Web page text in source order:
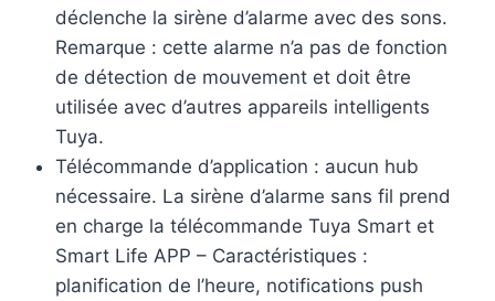
déclenche la sirène d’alarme avec des sons.
Remarque : cette alarme n’a pas de fonction
de détection de mouvement et doit être
utilisée avec d’autres appareils intelligents
Tuya.
Télécommande d’application : aucun hub
nécessaire. La sirène d’alarme sans fil prend
en charge la télécommande Tuya Smart et
Smart Life APP – Caractéristiques :
planification de l’heure, notifications push